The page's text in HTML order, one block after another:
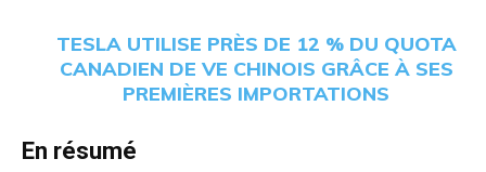
TESLA UTILISE PRÈS DE 12 % DU QUOTA
CANADIEN DE VE CHINOIS GRÂCE À SES
PREMIÈRES IMPORTATIONS
En résumé